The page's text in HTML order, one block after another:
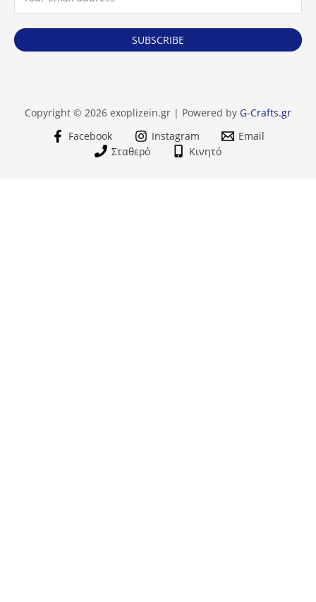
SUBSCRIBE
Copyright © 2026 exoplizein.gr | Powered by G-Crafts.gr
Facebook
Instagram
Email
Σταθερό
Κινητό